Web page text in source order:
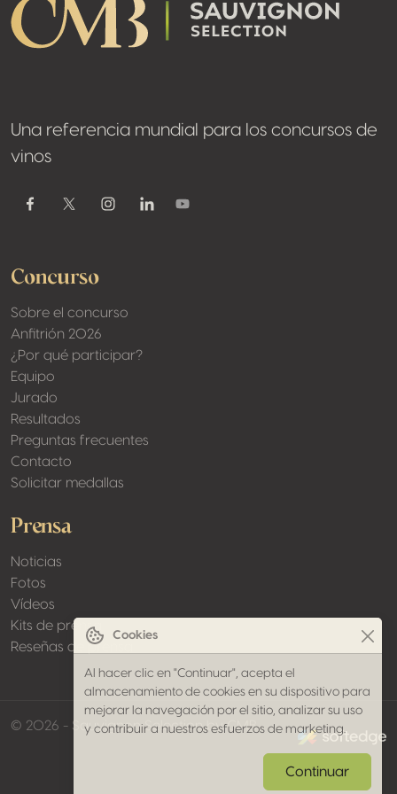
Una referencia mundial para los concursos de
vinos
FacebookTwitter / XInstagramLinkedinYoutube
Concurso
Sobre el concurso
Anfitrión 2026
¿Por qué participar?
Equipo
Jurado
Resultados
Preguntas frecuentes
Contacto
Solicitar medallas
Prensa
Noticias
Fotos
Vídeos
Kits de prensa
Reseñas de prensa
© 2026 - Sauvignon Selection by CMB made by
Cookies
Al hacer clic en "Continuar", acepta el
almacenamiento de cookies en su dispositivo para
mejorar la navegación por el sitio, analizar su uso
y contribuir a nuestros esfuerzos de marketing.
Continuar